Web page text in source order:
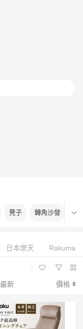
凳子 轉角沙發 珠
日本樂天 Rakuma
最新 價格